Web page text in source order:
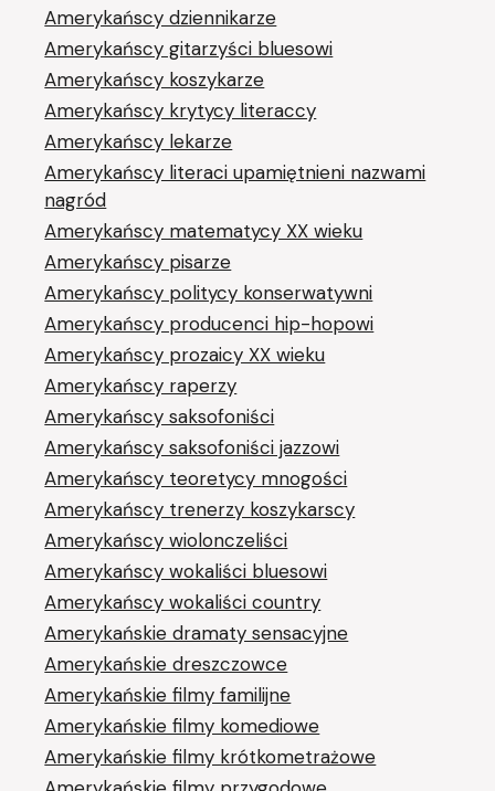
Amerykańscy dziennikarze
Amerykańscy gitarzyści bluesowi
Amerykańscy koszykarze
Amerykańscy krytycy literaccy
Amerykańscy lekarze
Amerykańscy literaci upamiętnieni nazwami
nagród
Amerykańscy matematycy XX wieku
Amerykańscy pisarze
Amerykańscy politycy konserwatywni
Amerykańscy producenci hip-hopowi
Amerykańscy prozaicy XX wieku
Amerykańscy raperzy
Amerykańscy saksofoniści
Amerykańscy saksofoniści jazzowi
Amerykańscy teoretycy mnogości
Amerykańscy trenerzy koszykarscy
Amerykańscy wiolonczeliści
Amerykańscy wokaliści bluesowi
Amerykańscy wokaliści country
Amerykańskie dramaty sensacyjne
Amerykańskie dreszczowce
Amerykańskie filmy familijne
Amerykańskie filmy komediowe
Amerykańskie filmy krótkometrażowe